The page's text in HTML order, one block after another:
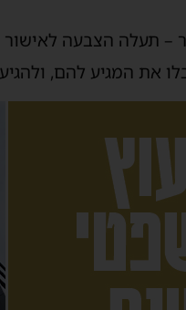
– תעלה הצבעה
את המגיע להם,